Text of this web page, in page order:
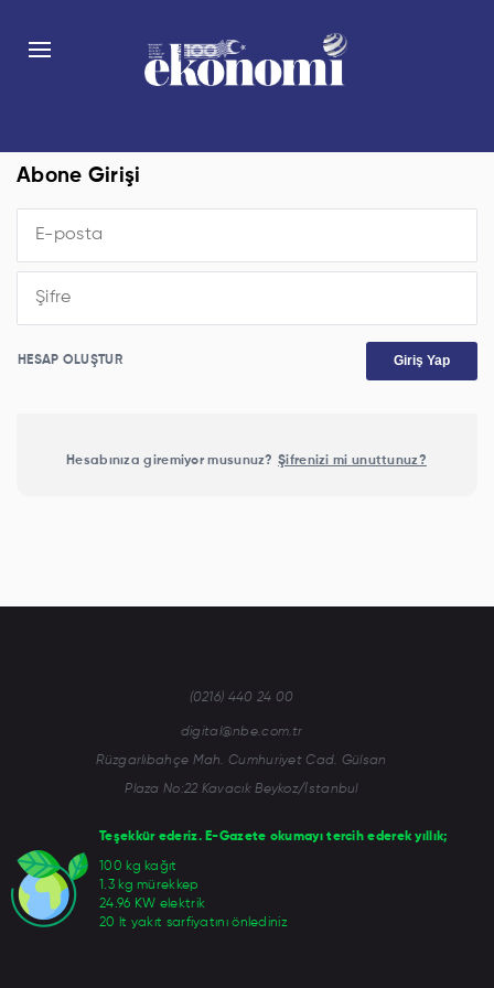
Abone Girişi
HESAP OLUŞTUR Giriş Yap
Hesabınıza giremiyor musunuz? Şifrenizi mi unuttunuz?
Teşekkür ederiz. E-Gazete okumayı tercih ederek yıllık;
100 kg kağıt
1.3 kg mürekkep
24.96 KW elektrik
20 lt yakıt sarfiyatını önlediniz
(0216) 440 24 00
digital@nbe.com.tr
Rüzgarlıbahçe Mah. Cumhuriyet Cad. Gülsan
Plaza No:22 Kavacık Beykoz/İstanbul